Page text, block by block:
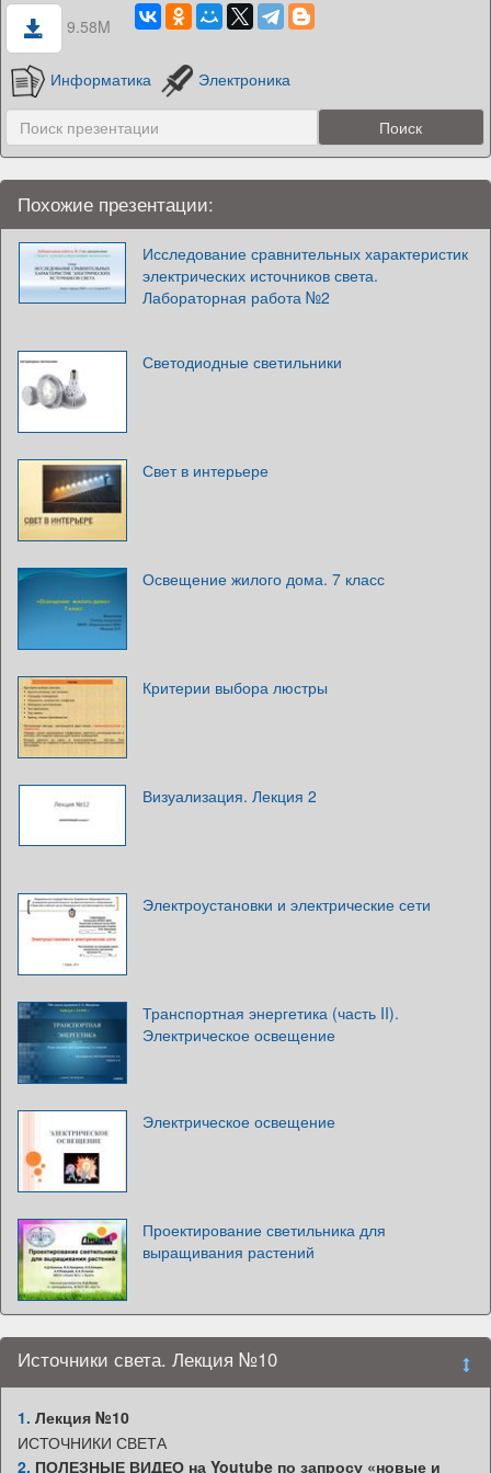
9.58M
Информатика Электроника
Похожие презентации:
Исследование сравнительных характеристик
электрических источников света.
Лабораторная работа №2
Светодиодные светильники
Свет в интерьере
Освещение жилого дома. 7 класс
Критерии выбора люстры
Визуализация. Лекция 2
Электроустановки и электрические сети
Транспортная энергетика (часть II).
Электрическое освещение
Электрическое освещение
Проектирование светильника для
выращивания растений
Источники света. Лекция №10
1. Лекция №10
ИСТОЧНИКИ СВЕТА
2. ПОЛЕЗНЫЕ ВИДЕО на Youtube по запросу «новые и